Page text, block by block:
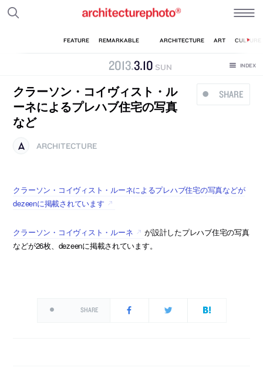
2013.3.10 SUN
SHARE
クラーソン・コイヴィスト・ル
ーネによるプレハブ住宅の写真
など
ARCHITECTURE
クラーソン・コイヴィスト・ルーネによるプレハブ住宅の写真などが
dezeenに掲載されています
クラーソン・コイヴィスト・ルーネ
が設計したプレハブ住宅の写真
などが26枚、dezeenに掲載されています。
SHARE